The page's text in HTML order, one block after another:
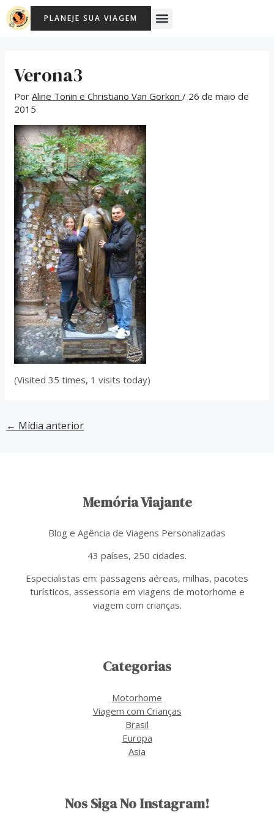
para
PLANEJE SUA VIAGEM Menu
Verona3
PorAline Tonin e Christiano Van Gorkon/ 26 de maio de
2015
(Visited 35 times, 1 visits today)
Post
navigation
← Mídia anterior
Memória Viajante
Blog e Agência de Viagens Personalizadas
43 países, 250 cidades.
Especialistas em: passagens aéreas, milhas, pacotes
turísticos, assessoria em viagens de motorhome e
viagem com crianças.
Categorias
Motorhome
Viagem com Crianças
Brasil
Europa
Asia
Nos Siga No Instagram!